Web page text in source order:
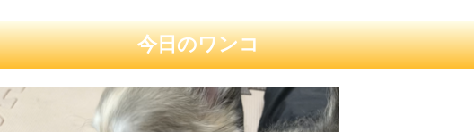
今日のワンコ